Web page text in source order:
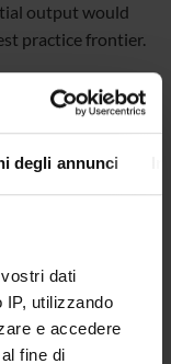
degli annunci
dati
IP, utilizzando
e accedere
fine di
output would
practice frontier.